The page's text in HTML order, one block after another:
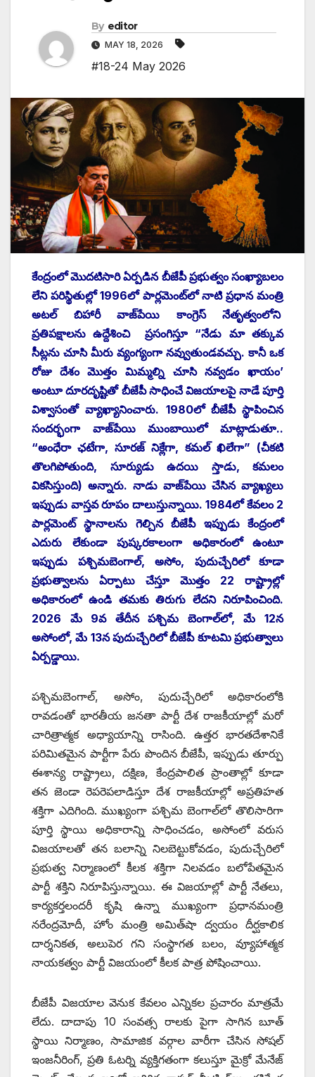
By editor
MAY 18, 2026
#18-24 May 2026
కేంద్రంలో మొదటిసారి ఏర్పడిన బీజేపీ ప్రభుత్వం సంఖ్యాబలం
లేని పరిస్థితుల్లో 1996లో పార్లమెంట్‌లో నాటి ప్రధాన మంత్రి
అటల్ బిహారీ వాజ్‌పేయి కాంగ్రెస్ నేతృత్వంలోని
ప్రతిపక్షాలను ఉద్దేశించి ప్రసంగిస్తూ “నేడు మా తక్కువ
సీట్లను చూసి మీరు వ్యంగ్యంగా నవ్వుతుండవచ్చు. కానీ ఒక
రోజు దేశం మొత్తం మిమ్మల్ని చూసి నవ్వడం ఖాయం’
అంటూ దూరదృష్టితో బీజేపీ సాధించే విజయాలపై నాడే పూర్తి
విశ్వాసంతో వ్యాఖ్యానించారు. 1980లో బీజేపీ స్థాపించిన
సందర్భంగా వాజ్‌పేయి ముంబాయిలో మాట్లాడుతూ..
“అంధేరా ఛటేగా, సూరజ్ నిక్లేగా, కమల్ ఖిలేగా” (చీకటి
తొలగిపోతుంది, సూర్యుడు ఉదయి స్తాడు, కమలం
వికసిస్తుంది) అన్నారు. నాడు వాజ్‌పేయి చేసిన వ్యాఖ్యలు
ఇప్పుడు వాస్తవ రూపం దాలుస్తున్నాయి. 1984లో కేవలం 2
పార్లమెంట్ స్థానాలను గెల్చిన బీజేపీ ఇప్పుడు కేంద్రంలో
ఎదురు లేకుండా పుష్కరకాలంగా అధికారంలో ఉంటూ
ఇప్పుడు పశ్చిమబెంగాల్, అసోం, పుదుచ్చేరిలో కూడా
ప్రభుత్వాలను ఏర్పాటు చేస్తూ మొత్తం 22 రాష్ట్రాల్లో
అధికారంలో ఉండి తమకు తిరుగు లేదని నిరూపించింది.
2026 మే 9వ తేదీన పశ్చిమ బెంగాల్‌లో, మే 12న
అసోంలో, మే 13న పుదుచ్చేరిలో బీజేపీ కూటమి ప్రభుత్వాలు
ఏర్పడ్డాయి.
పశ్చిమబెంగాల్, అసోం, పుదుచ్చేరిలో అధికారంలోకి
రావడంతో భారతీయ జనతా పార్టీ దేశ రాజకీయాల్లో మరో
చారిత్రాత్మక అధ్యాయాన్ని రాసింది. ఉత్తర భారతదేశానికే
పరిమితమైన పార్టీగా పేరు పొందిన బీజేపీ, ఇప్పుడు తూర్పు
ఈశాన్య రాష్ట్రాలు, దక్షిణ, కేంద్రపాలిత ప్రాంతాల్లో కూడా
తన జెండా రెపరెపలాడిస్తూ దేశ రాజకీయాల్లో అప్రతిహత
శక్తిగా ఎదిగింది. ముఖ్యంగా పశ్చిమ బెంగాల్‌లో తొలిసారిగా
పూర్తి స్థాయి అధికారాన్ని సాధించడం, అసోంలో వరుస
విజయాలతో తన బలాన్ని నిలబెట్టుకోవడం, పుదుచ్చేరిలో
ప్రభుత్వ నిర్మాణంలో కీలక శక్తిగా నిలవడం బలోపేతమైన
పార్టీ శక్తిని నిరూపిస్తున్నాయి. ఈ విజయాల్లో పార్టీ నేతలు,
కార్యకర్తలందరీ కృషి ఉన్నా ముఖ్యంగా ప్రధానమంత్రి
నరేంద్రమోదీ, హోం మంత్రి అమిత్‌షా ద్వయం దీర్ఘకాలిక
దార్శనికత, అలుపెర గని సంస్థాగత బలం, వ్యూహాత్మక
నాయకత్వం పార్టీ విజయంలో కీలక పాత్ర పోషించాయి.
బీజేపీ విజయాల వెనుక కేవలం ఎన్నికల ప్రచారం మాత్రమే
లేదు. దాదాపు 10 సంవత్స రాలకు పైగా సాగిన బూత్
స్థాయి నిర్మాణం, సామాజిక వర్గాల వారీగా చేసిన సోషల్
ఇంజనీరింగ్, ప్రతి ఓటర్ని వ్యక్తిగతంగా కలుస్తూ మైక్రో మేనేజ్